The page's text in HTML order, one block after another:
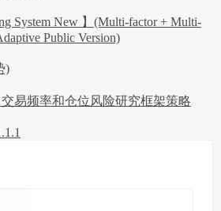
System New 】(Multi-factor + Multi-
Public Version)
)
易频率和仓位风险研究框架策略